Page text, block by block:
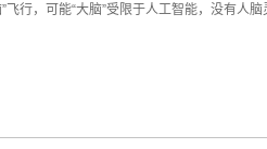
行，可能“大脑”受限于人工智能，没有人